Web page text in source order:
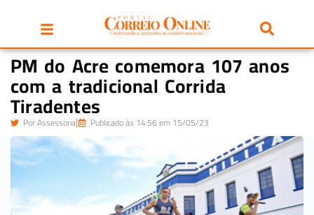
PM do Acre comemora 107 anos
com a tradicional Corrida
Tiradentes
PorAssessoria Publicado às 14:56 em 15/05/23